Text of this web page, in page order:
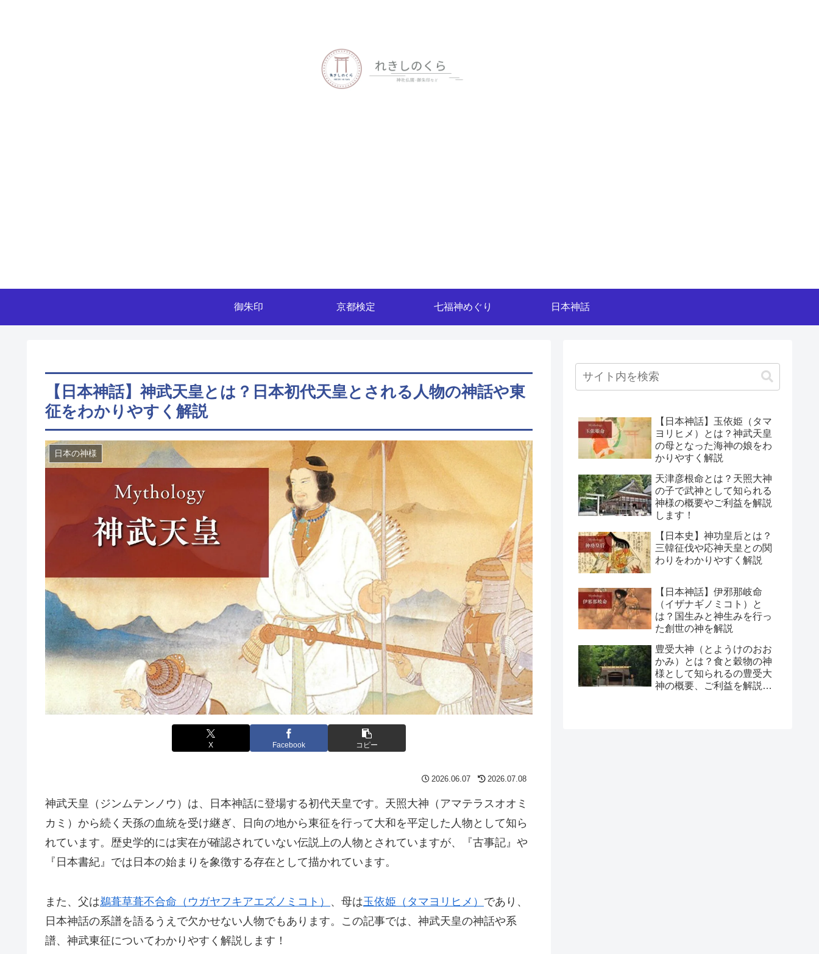
御朱印 京都検定 七福神めぐり 日本神話
【日本神話】神武天皇とは？日本初代天皇とされる人物の神話や東
征をわかりやすく解説
日本の神様
X Facebook コピー
2026.06.07 2026.07.08
神武天皇（ジンムテンノウ）は、日本神話に登場する初代天皇です。天照大神（アマテラスオオミ
カミ）から続く天孫の血統を受け継ぎ、日向の地から東征を行って大和を平定した人物として知ら
れています。歴史学的には実在が確認されていない伝説上の人物とされていますが、『古事記』や
『日本書紀』では日本の始まりを象徴する存在として描かれています。
また、父は鵜葺草葺不合命（ウガヤフキアエズノミコト） 、母は玉依姫（タマヨリヒメ） であり、
日本神話の系譜を語るうえで欠かせない人物でもあります。この記事では、神武天皇の神話や系
譜、神武東征についてわかりやすく解説します！
【日本神話】玉依姫（タマ
ヨリヒメ）とは？神武天皇
の母となった海神の娘をわ
かりやすく解説
天津彦根命とは？天照大神
の子で武神として知られる
神様の概要やご利益を解説
します！
【日本史】神功皇后とは？
三韓征伐や応神天皇との関
わりをわかりやすく解説
【日本神話】伊邪那岐命
（イザナギノミコト）と
は？国生みと神生みを行っ
た創世の神を解説
豊受大神（とようけのおお
かみ）とは？食と穀物の神
様として知られるの豊受大
神の概要、ご利益を解説し